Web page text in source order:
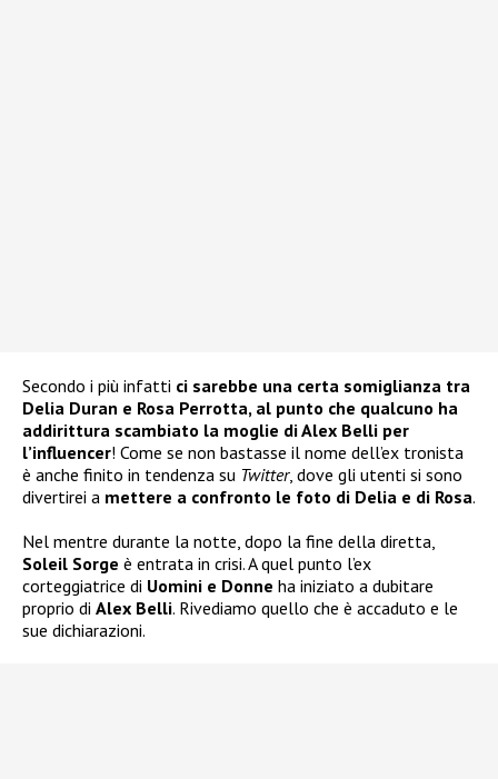
Secondo i più infatti ci sarebbe una certa somiglianza tra
Delia Duran e Rosa Perrotta, al punto che qualcuno ha
addirittura scambiato la moglie di Alex Belli per
l’influencer! Come se non bastasse il nome dell’ex tronista
è anche finito in tendenza su Twitter, dove gli utenti si sono
divertirei a mettere a confronto le foto di Delia e di Rosa.
Nel mentre durante la notte, dopo la fine della diretta,
Soleil Sorge è entrata in crisi. A quel punto l’ex
corteggiatrice di Uomini e Donne ha iniziato a dubitare
proprio di Alex Belli. Rivediamo quello che è accaduto e le
sue dichiarazioni.